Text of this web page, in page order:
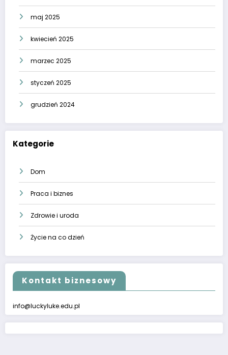
maj 2025
kwiecień 2025
marzec 2025
styczeń 2025
grudzień 2024
Kategorie
Dom
Praca i biznes
Zdrowie i uroda
Życie na co dzień
Kontakt biznesowy
info@luckyluke.edu.pl